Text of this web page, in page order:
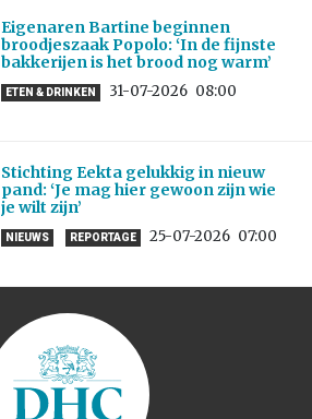
Eigenaren Bartine beginnen
broodjeszaak Popolo: ‘In de fijnste
bakkerijen is het brood nog warm’
ETEN & DRINKEN 31-07-2026 08:00
Stichting Eekta gelukkig in nieuw
pand: ‘Je mag hier gewoon zijn wie
je wilt zijn’
NIEUWS REPORTAGE 25-07-2026 07:00